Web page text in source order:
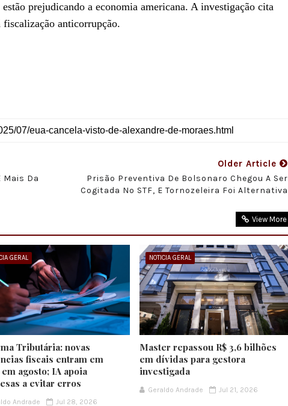
prejudicando a economia americana. A investigação cita
anticorrupção.
Mais Da
Older Article
Prisão Preventiva De Bolsonaro Chegou A Ser
Cogitada No STF, E Tornozeleira Foi Alternativa
View More
GERAL
Tributária: novas
fiscais entram em
agosto; IA apoia
a evitar erros
Andrade Jul 28, 2026
NOTICIA GERAL
Master repassou R$ 3,6 bilhões
em dívidas para gestora
investigada
Geraldo Andrade Jul 21, 2026